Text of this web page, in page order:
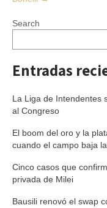
Search
Entradas
La Liga de Intendentes
al Congreso
El boom del oro y la
cuando el campo baja
Cinco casos que
privada de Milei
Bausili renovó el swap